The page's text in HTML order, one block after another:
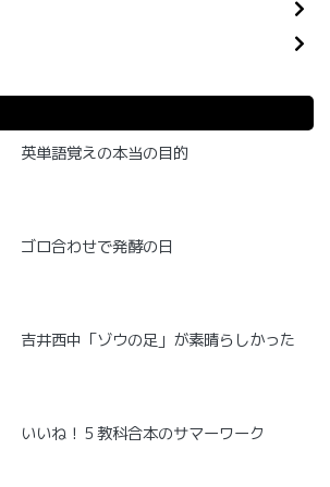
英単語覚えの本当の目的
ゴロ合わせで発酵の日
吉井西中「ゾウの足」が素晴らしかった
いいね！５教科合本のサマーワーク